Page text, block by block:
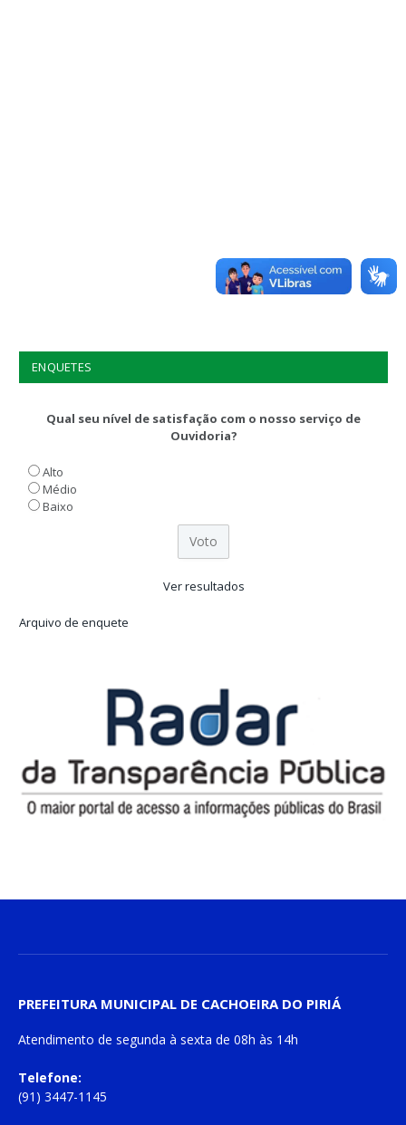
ENQUETES
Qual seu nível de satisfação com o nosso serviço de
Ouvidoria?
Alto
Médio
Baixo
Ver resultados
Arquivo de enquete
PREFEITURA MUNICIPAL DE CACHOEIRA DO PIRIÁ
Atendimento de segunda à sexta de 08h às 14h
Telefone:
(91) 3447-1145